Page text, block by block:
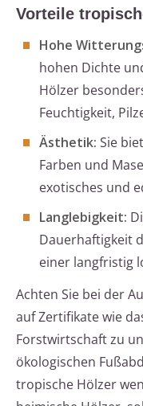
Vorteile
Hohe
hohen Dichte
Hölzer
Feuchtigkeit,
Ästhetik: Sie
Farben und
exotisches und
Langlebigkeit:
Dauerhaftigkeit
einer langfristig
Achten Sie bei der
auf Zertifikate wie
Forstwirtschaft zu
ökologischen
tropische Hölzer